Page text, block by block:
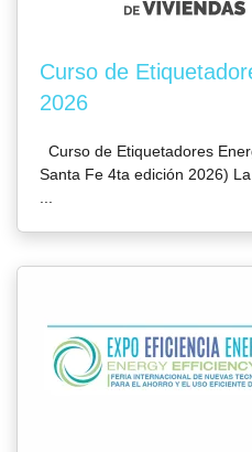
Curso de
2026
Curso de Etiquetadores
Santa Fe 4ta edición 2026)